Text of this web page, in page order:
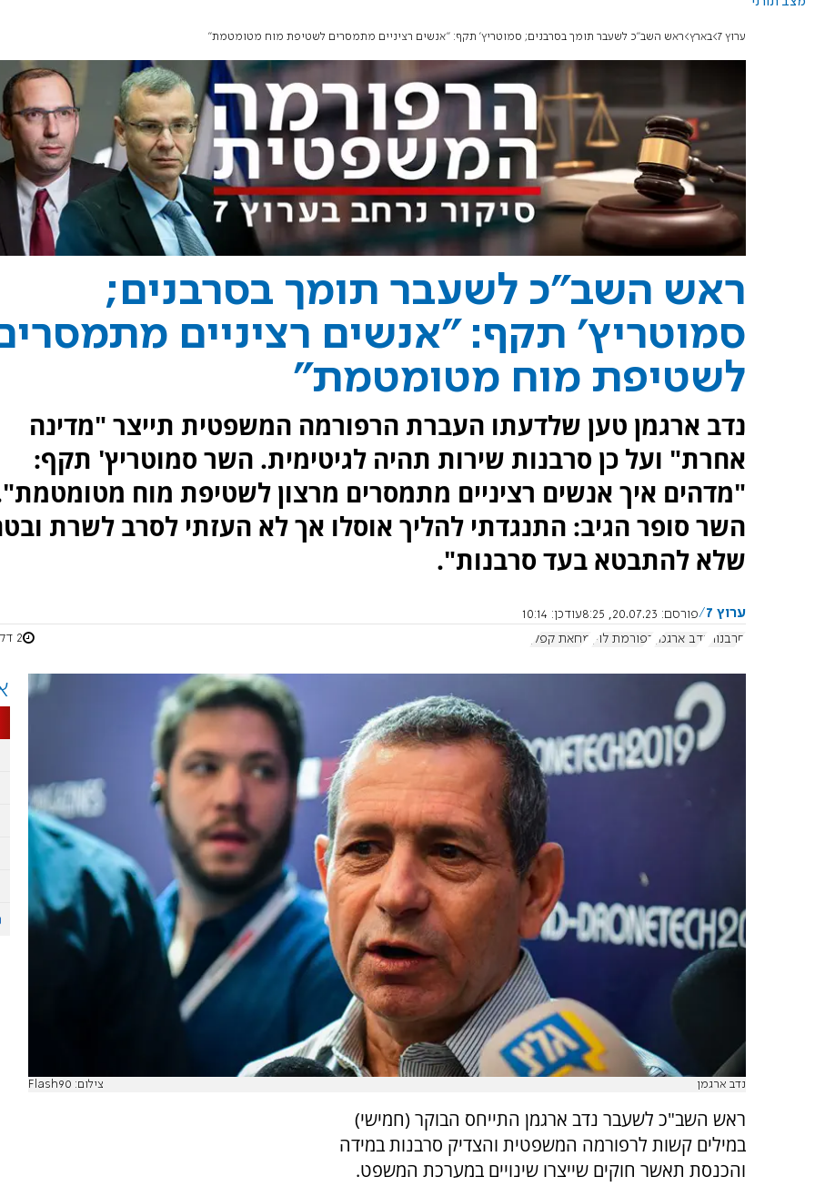
ערוץ 7 בארץ ראש השב"כ לשעבר תומך בסרבנים; סמוטריץ' תקף: "אנשים רציניים מתמסרים לשטיפת מוח מטומטמת"
ראש השב"כ לשעבר תומך בסרבנים;
סמוטריץ' תקף: "אנשים רציניים
לשטיפת מוח מטומטמת"
נדב ארגמן טען שלדעתו העברת הרפורמה המשפטית תייצר "מדינה
אחרת" ועל כן סרבנות שירות תהיה לגיטימית. השר סמוטריץ' תקף:
"מדהים איך אנשים רציניים מתמסרים מרצון לשטיפת מוח
השר סופר הגיב: התנגדתי להליך אוסלו אך לא העזתי לסרב לשרת
שלא להתבטא בעד סרבנות".
ערוץ 7 פורסם: 20.07.23, 8:25 עודכן: 10:14
סרבנות
נדב ארגמן רפורמת לוין מחאת קפלן 2 דקות
נדב ארגמן צילום: Flash90
ראש השב"כ לשעבר נדב ארגמן התייחס הבוקר (חמישי)
במילים קשות לרפורמה המשפטית והצדיק סרבנות במידה
והכנסת תאשר חוקים שייצרו שינויים במערכת המשפט.